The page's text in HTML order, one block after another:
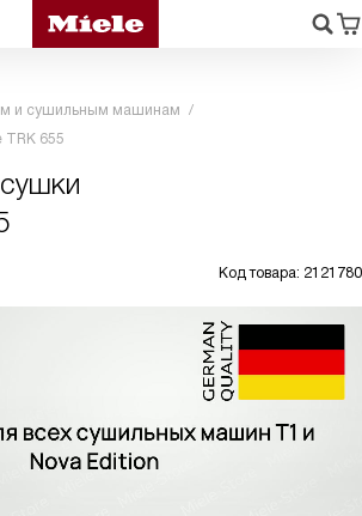
и сушильным машинам
TRK 655
Код товара: 2121780